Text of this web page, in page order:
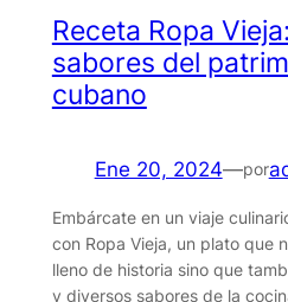
Receta Ropa
sabores del
cubano
Ene 20, 2024—por
Embárcate en un viaje
con Ropa Vieja, un plato que
lleno de historia sino que
y diversos sabores de la